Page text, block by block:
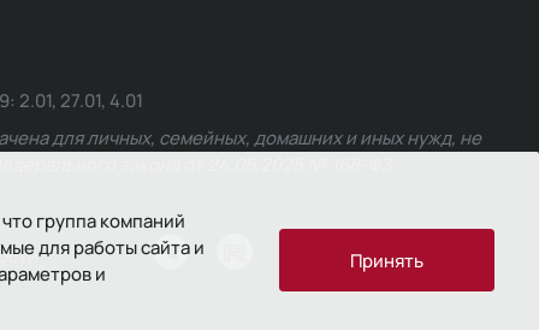
группа компаний
для работы сайта и
и
Принять
27.01, 4.01
для личных, семейных, домашних и иных нужд, не